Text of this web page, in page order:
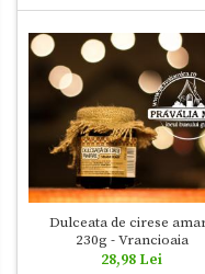
Dulceata de cirese
230g - Vrancioaia
28,98 Lei